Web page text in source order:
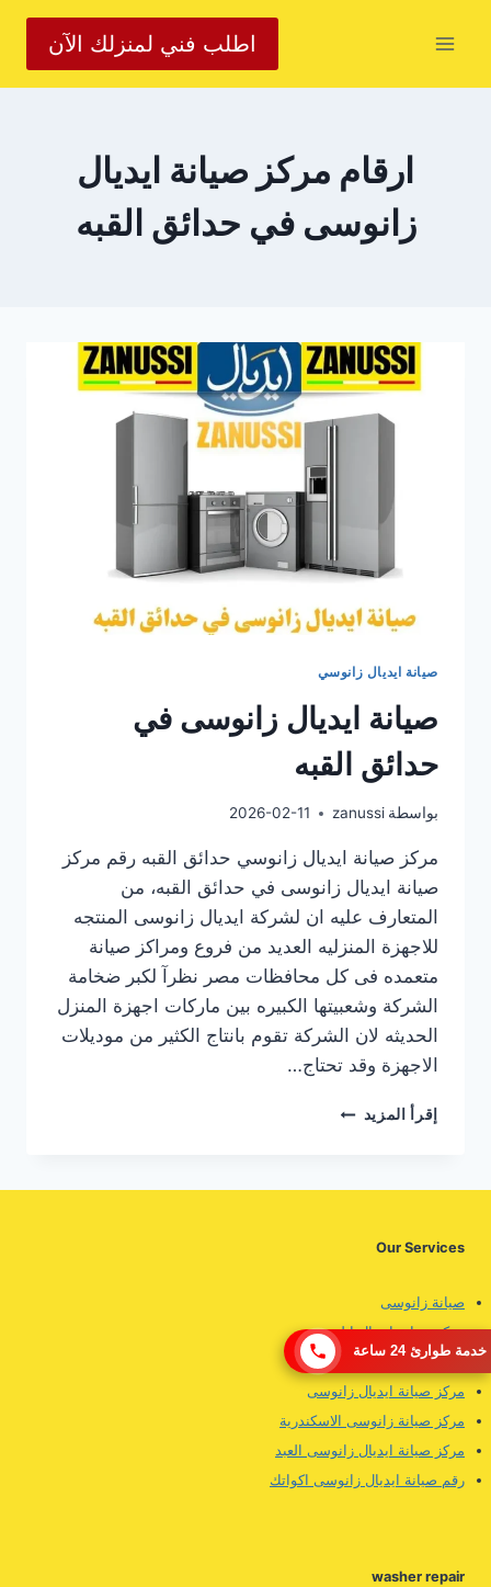
اطلب فني لمنزلك الآن
ارقام مركز صيانة ايديال
زانوسى في حدائق القبه
صيانة ايديال زانوسي
صيانة ايديال زانوسى في
حدائق القبه
بواسطة zanussi
2026-02-11
مركز صيانة ايديال زانوسي حدائق القبه رقم مركز
صيانة ايديال زانوسى في حدائق القبه، من
المتعارف عليه ان لشركة ايديال زانوسى المنتجه
للاجهزة المنزليه العديد من فروع ومراكز صيانة
متعمده فى كل محافظات مصر نظرآ لكبر ضخامة
الشركة وشعبيتها الكبيره بين ماركات اجهزة المنزل
الحديثه لان الشركة تقوم بانتاج الكثير من موديلات
الاجهزة وقد تحتاج…
إقرأ المزيد صيانة
Our Services
صيانة زانوسى
مركز صيانة ايديال ايليت
رقم صيانة ايديال زانوسى
مركز صيانة ايديال زانوسى
مركز صيانة زانوسى الاسكندرية
مركز صيانة ايديال زانوسى العبد
رقم صيانة ايديال زانوسى اكواتك
washer repair
خدمة طوارئ 24 ساعة